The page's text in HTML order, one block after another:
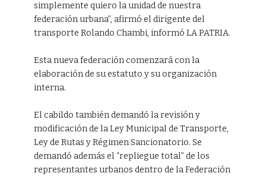
simplemente quiero la unidad de nuestra
federación urbana”, afirmó el dirigente del
transporte Rolando Chambi, informó LA PATRIA.
Esta nueva federación comenzará con la
elaboración de su estatuto y su organización
interna.
El cabildo también demandó la revisión y
modificación de la Ley Municipal de Transporte,
Ley de Rutas y Régimen Sancionatorio. Se
demandó además el “repliegue total” de los
representantes urbanos dentro de la Federación